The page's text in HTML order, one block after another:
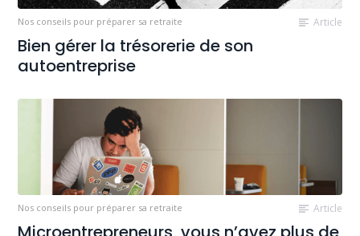
Nos conseils pour préparer sa retraite Article
Bien gérer la trésorerie de son
autoentreprise
Nos conseils pour préparer sa retraite Article